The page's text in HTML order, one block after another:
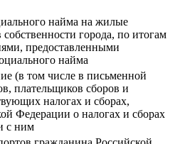
найма на жилые
города, по итогам
предоставленными
найма
(в том числе в письменной
плательщиков сборов и
налогах и сборах,
Федерации о налогах и сборах
с ним